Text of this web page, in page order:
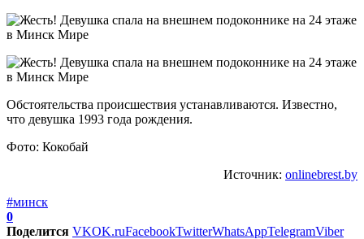
Обстоятельства происшествия устанавливаются. Известно,
что девушка 1993 года рождения.
Фото: Кокобай
Источник: onlinebrest.by
#минск
0
Поделится VKOK.ruFacebookTwitterWhatsAppTelegramViber